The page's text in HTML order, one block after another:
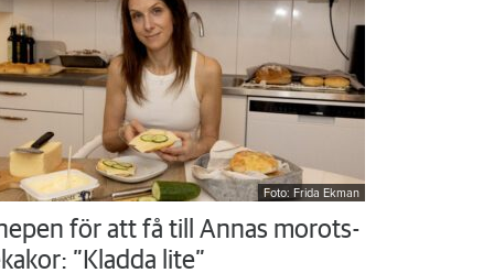
Foto: Frida Ekman
för att få till Annas morots-
”Kladda lite”